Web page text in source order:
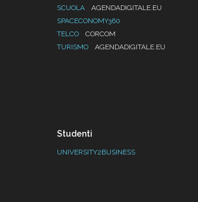
SCUOLA
AGENDADIGITALE.EU
SPACECONOMY360
TELCO
CORCOM
TURISMO
AGENDADIGITALE.EU
Studenti
UNIVERSITY2BUSINESS